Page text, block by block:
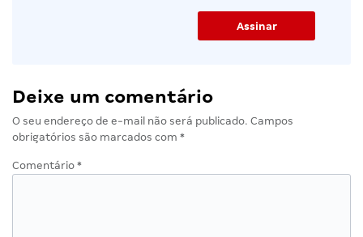
Deixe um comentário
O seu endereço de e-mail não será publicado. Campos
obrigatórios são marcados com *
Comentário *